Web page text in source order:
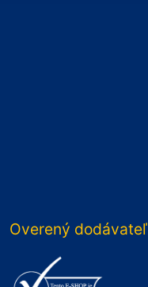
Overený dodávateľ